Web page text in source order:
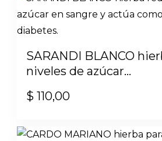
SARANDI BLANCO
niveles de azúcar...
$ 110,00